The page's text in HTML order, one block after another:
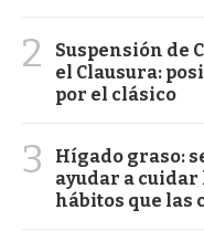
2
Suspensión de
el Clausura:
por el clásico
3
Hígado graso:
ayudar a cuidar
hábitos que las